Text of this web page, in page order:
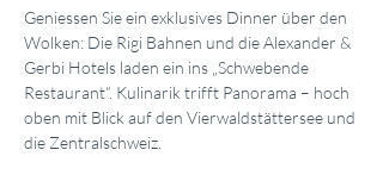
Geniessen Sie ein exklusives Dinner über den
Wolken: Die Rigi Bahnen und die Alexander &
Gerbi Hotels laden ein ins „Schwebende
Restaurant“. Kulinarik trifft Panorama – hoch
oben mit Blick auf den Vierwaldstättersee und
die Zentralschweiz.